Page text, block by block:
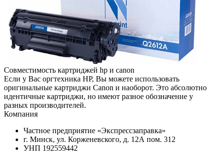
Совместимость картриджей hp и canon
Если у Вас оргтехника HP, Вы можете использовать
оригинальные картриджи Canon и наоборот. Это абсолютно
идентичные картриджи, но имеют разное обозначение у
разных производителей.
Компания
Частное предприятие «Экспрессзаправка»
г. Минск, ул. Корженевского, д. 12А пом. 312
УНП 192559442